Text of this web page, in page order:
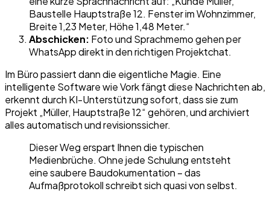
Baustelle Hauptstraße 12. Fenster im Wohnzimmer,
Breite 1,23 Meter, Höhe 1,48 Meter.“
Abschicken: Foto und Sprachmemo gehen per
WhatsApp direkt in den richtigen Projektchat.
Im Büro passiert dann die eigentliche Magie. Eine
intelligente Software wie Vork fängt diese Nachrichten ab,
erkennt durch KI-Unterstützung sofort, dass sie zum
Projekt „Müller, Hauptstraße 12“ gehören, und archiviert
alles automatisch und revisionssicher.
Dieser Weg erspart Ihnen die typischen
Medienbrüche. Ohne jede Schulung entsteht
eine saubere Baudokumentation – das
Aufmaßprotokoll schreibt sich quasi von selbst.